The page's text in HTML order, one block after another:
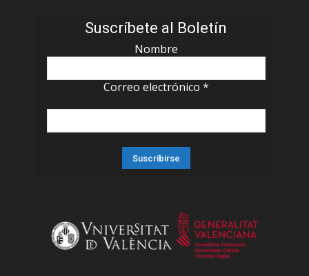
Suscríbete al Boletín
Nombre
Correo electrónico *